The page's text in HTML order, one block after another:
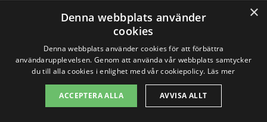
Sök efter en
professionell för
takläggning i andra
städer nära Sörvik
×
Denna webbplats använder
cookies
Denna webbplats använder cookies för att förbättra
användarupplevelsen. Genom att använda vår webbplats samtycker
du till alla cookies i enlighet med vår cookiepolicy. Läs mer
ACCEPTERA ALLA AVVISA ALLT